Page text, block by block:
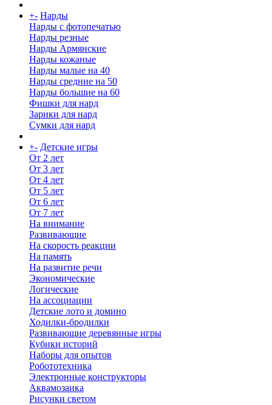
+- Нарды
Нарды с фотопечатью
Нарды резные
Нарды Армянские
Нарды кожаные
Нарды малые на 40
Нарды средние на 50
Нарды большие на 60
Фишки для нард
Зарики для нард
Сумки для нард
+- Детские игры
От 2 лет
От 3 лет
От 4 лет
От 5 лет
От 6 лет
От 7 лет
На внимание
Развивающие
На скорость реакции
На память
На развитие речи
Экономические
Логические
На ассоциации
Детские лото и домино
Ходилки-бродилки
Развивающие деревянные игры
Кубики историй
Наборы для опытов
Робототехника
Электронные конструкторы
Аквамозаика
Рисунки светом